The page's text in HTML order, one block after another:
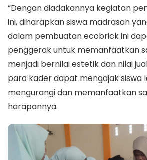
“Dengan diadakannya kegiatan
ini, diharapkan siswa madrasah
dalam pembuatan ecobrick ini
penggerak untuk memanfaatkan
menjadi bernilai estetik dan nilai
para kader dapat mengajak siswa
mengurangi dan memanfaatkan
harapannya.